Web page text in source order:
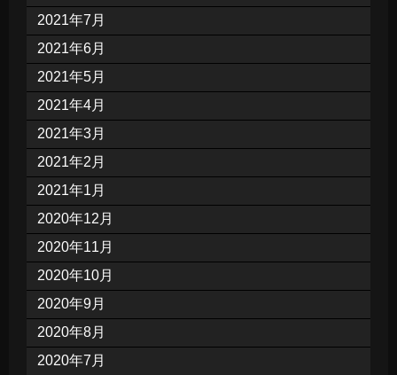
2021年7月
2021年6月
2021年5月
2021年4月
2021年3月
2021年2月
2021年1月
2020年12月
2020年11月
2020年10月
2020年9月
2020年8月
2020年7月